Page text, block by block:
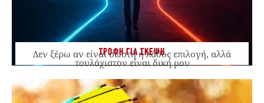
ΤΡΟΦΗ ΓΙΑ ΣΚΕΨΗ
Δεν ξέρω αν είναι σωστή ή λάθος επιλογή, αλλά
τουλάχιστον είναι δική μου